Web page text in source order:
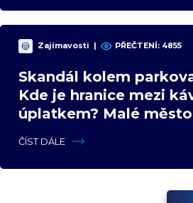
Zajímavosti | PŘEČTENÍ: 4855
Skandál kolem
Kde je hranice mezi
úplatkem? Malé
výhoda, velký problém
ČÍST DÁLE